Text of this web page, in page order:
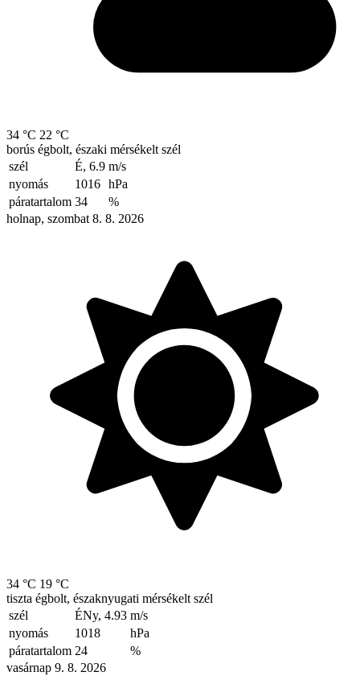
34 °C 22 °C
borús égbolt, északi mérsékelt szél
szél
É, 6.9 m/s
nyomás
1016 hPa
páratartalom 34
%
holnap, szombat 8. 8. 2026
34 °C 19 °C
tiszta égbolt, északnyugati mérsékelt szél
szél
ÉNy, 4.93 m/s
nyomás
1018
hPa
páratartalom 24
%
vasárnap 9. 8. 2026